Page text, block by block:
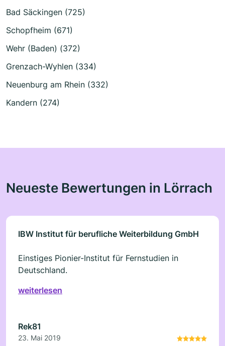
Bad Säckingen (725)
Schopfheim (671)
Wehr (Baden) (372)
Grenzach-Wyhlen (334)
Neuenburg am Rhein (332)
Kandern (274)
Neueste Bewertungen in Lörrach
IBW Institut für berufliche Weiterbildung GmbH
Einstiges Pionier-Institut für Fernstudien in
Deutschland.
weiterlesen
Rek81
23. Mai 2019